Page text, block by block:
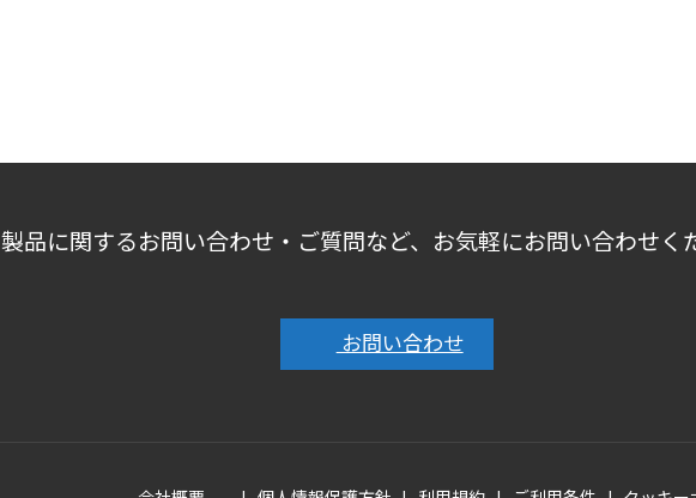
製品に関するお問い合わせ・ご質問など、お気軽にお問い合わせく
お問い合わせ